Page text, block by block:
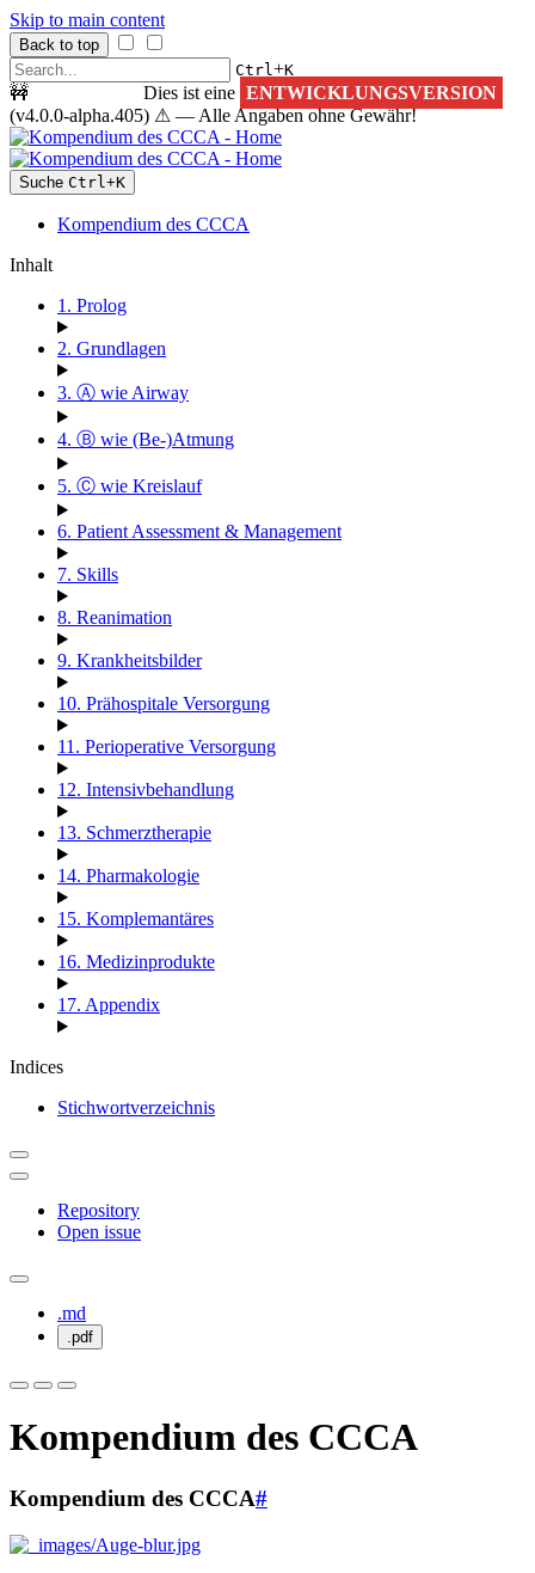
Skip to main content
Back to top
Ctrl+K
🚧 Dies ist eine ENTWICKLUNGSVERSION
(v4.0.0-alpha.405) ⚠ — Alle Angaben ohne Gewähr!
Suche Ctrl+K
Kompendium des CCCA
Inhalt
1. Prolog
2. Grundlagen
3. Ⓐ wie Airway
4. Ⓑ wie (Be-)Atmung
5. Ⓒ wie Kreislauf
6. Patient Assessment & Management
7. Skills
8. Reanimation
9. Krankheitsbilder
10. Prähospitale Versorgung
11. Perioperative Versorgung
12. Intensivbehandlung
13. Schmerztherapie
14. Pharmakologie
15. Komplemantäres
16. Medizinprodukte
17. Appendix
Indices
Stichwortverzeichnis
Repository
Open issue
.md
.pdf
Kompendium des CCCA
Kompendium des CCCA#